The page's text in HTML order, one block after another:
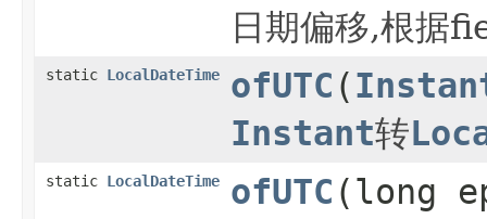
日期偏移,根据
static LocalDateTime ofUTC (
Instant转
static LocalDateTime ofUTC (long